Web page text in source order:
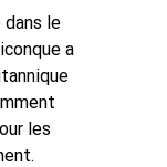
dans le
a
les